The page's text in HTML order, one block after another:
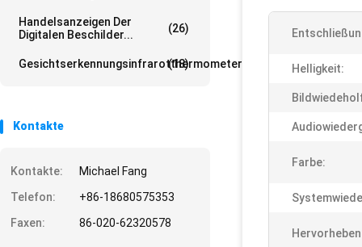
Handelsanzeigen Der
Digitalen Beschilder...
(26)
Gesichtserkennungsinfrarotthermometer
(18)
Kontakte
Kontakte:
Michael Fang
Telefon:
+86-18680575353
Faxen:
86-020-62320578
Helligkeit:
Farbe: